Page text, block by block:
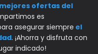
ofertas del
es
asegurar siempre el
. ¡Ahorra y disfruta con
indicado!